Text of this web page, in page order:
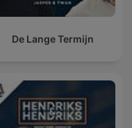
De Lange Termijn